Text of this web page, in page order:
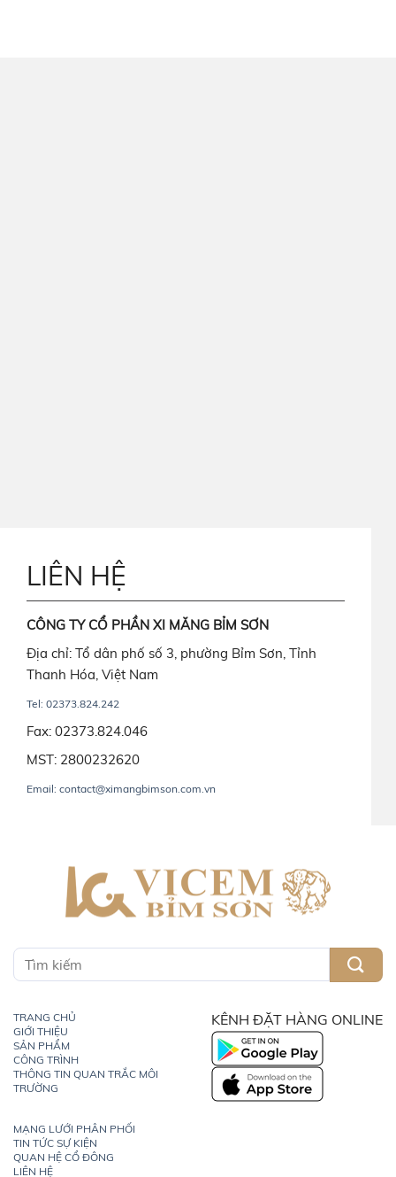
LIÊN HỆ
CÔNG TY CỔ PHẦN XI MĂNG BỈM SƠN
Địa chỉ: Tổ dân phố số 3, phường Bỉm Sơn, Tỉnh
Thanh Hóa, Việt Nam
Tel: 02373.824.242
Fax: 02373.824.046
MST: 2800232620
Email: contact@ximangbimson.com.vn
TRANG CHỦ
GIỚI THIỆU
SẢN PHẨM
CÔNG TRÌNH
THÔNG TIN QUAN TRẮC MÔI
TRƯỜNG
MẠNG LƯỚI PHÂN PHỐI
TIN TỨC SỰ KIỆN
QUAN HỆ CỔ ĐÔNG
LIÊN HỆ
KÊNH ĐẶT HÀNG ONLINE